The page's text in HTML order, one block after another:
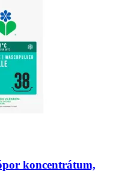
koncentrátum,